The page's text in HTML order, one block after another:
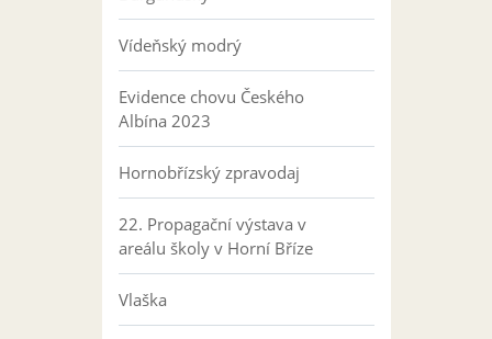
Vídeňský modrý
Evidence chovu Českého
Albína 2023
Hornobřízský zpravodaj
22. Propagační výstava v
areálu školy v Horní Bříze
Vlaška